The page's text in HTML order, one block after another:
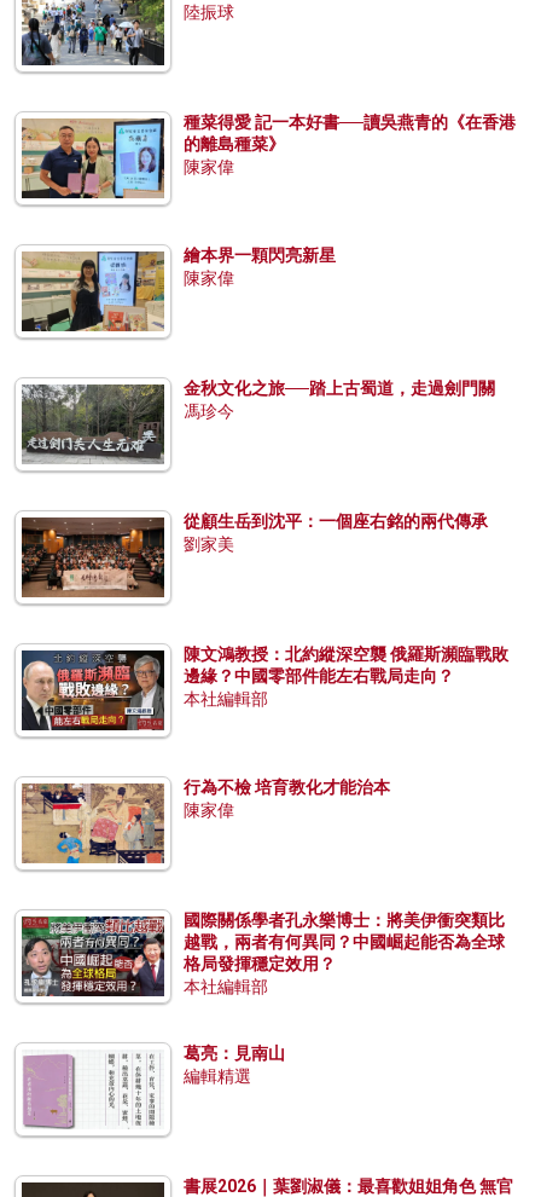
陸振球
種菜得愛 記一本好書──讀吳燕青的《在香港
的離島種菜》
陳家偉
繪本界一顆閃亮新星
陳家偉
金秋文化之旅──踏上古蜀道，走過劍門關
馮珍今
從顧生岳到沈平：一個座右銘的兩代傳承
劉家美
陳文鴻教授：北約縱深空襲 俄羅斯瀕臨戰敗
邊緣？中國零部件能左右戰局走向？
本社編輯部
行為不檢 培育教化才能治本
陳家偉
國際關係學者孔永樂博士：將美伊衝突類比
越戰，兩者有何異同？中國崛起能否為全球
格局發揮穩定效用？
本社編輯部
葛亮：見南山
編輯精選
書展2026｜葉劉淑儀：最喜歡姐姐角色 無官